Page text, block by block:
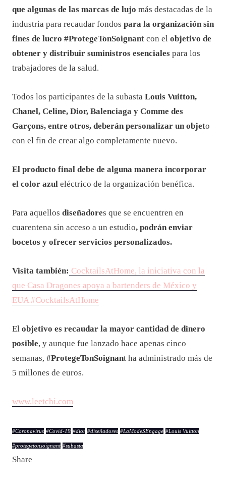
que algunas de las marcas de lujo más destacadas de la
industria para recaudar fondos para la organización sin
fines de lucro #ProtegeTonSoignant con el objetivo de
obtener y distribuir suministros esenciales para los
trabajadores de la salud.
Todos los participantes de la subasta Louis Vuitton,
Chanel, Celine, Dior, Balenciaga y Comme des
Garçons, entre otros, deberán personalizar un objeto
con el fin de crear algo completamente nuevo.
El producto final debe de alguna manera incorporar
el color azul eléctrico de la organización benéfica.
Para aquellos diseñadores que se encuentren en
cuarentena sin acceso a un estudio, podrán enviar
bocetos y ofrecer servicios personalizados.
Visita también: CocktailsAtHome, la iniciativa con la
que Casa Dragones apoya a bartenders de México y
EUA #CocktailsAtHome
El objetivo es recaudar la mayor cantidad de dinero
posible, y aunque fue lanzado hace apenas cinco
semanas, #ProtegeTonSoignant ha administrado más de
5 millones de euros.
www.leetchi.com
#Coronavirus #Covid-19 #dior #diseñadores #LaModeSEngage #Louis Vuitton
#protegetonsoignant #subasta
Share